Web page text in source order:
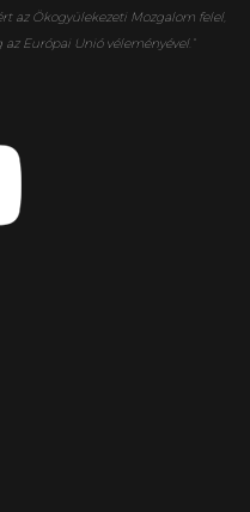
az Ökogyülekezeti Mozgalom felel,
Európai Unió véleményével.”